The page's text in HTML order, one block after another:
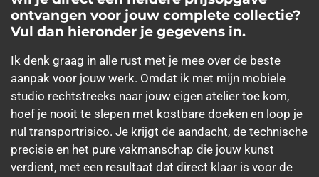
ontvangen voor jouw complete collectie?
Vul dan hieronder je gegevens in.
Ik denk graag in alle rust met je mee over de beste
aanpak voor jouw werk. Omdat ik met mijn mobiele
studio rechtstreeks naar jouw eigen atelier toe kom,
hoef je nooit te slepen met kostbare doeken en loop je
nul transportrisico. Je krijgt de aandacht, de technische
precisie en het pure vakmanschap die jouw kunst
verdient, met een resultaat dat direct klaar is voor de